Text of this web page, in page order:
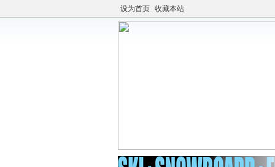
设为首页 收藏本站